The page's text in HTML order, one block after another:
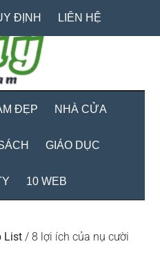
ĐỊNH LIÊN HỆ
ĐẸP NHÀ CỬA
GIÁO DỤC
10 WEB
List / 8 lợi ích của nụ cười